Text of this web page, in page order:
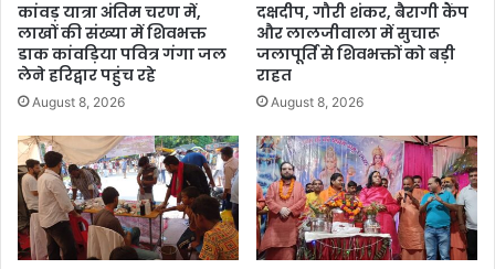
कांवड़ यात्रा अंतिम चरण में,
लाखों की संख्या में शिवभक्त
डाक कांवड़िया पवित्र गंगा जल
लेने हरिद्वार पहुंच रहे
August 8, 2026
दक्षदीप, गौरी शंकर, बैरागी कैंप
और लालजीवाला में सुचारू
जलापूर्ति से शिवभक्तों को बड़ी
राहत
August 8, 2026